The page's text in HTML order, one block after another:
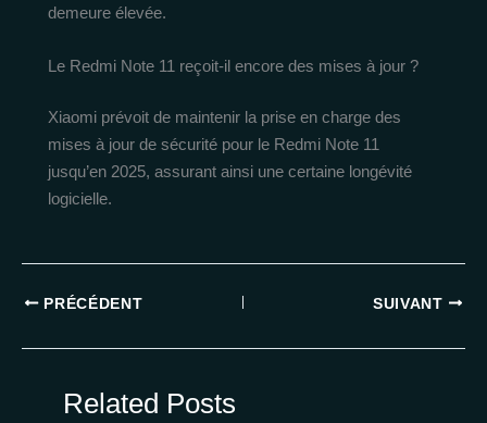
demeure élevée.
Le Redmi Note 11 reçoit-il encore des mises à jour ?
Xiaomi prévoit de maintenir la prise en charge des
mises à jour de sécurité pour le Redmi Note 11
jusqu’en 2025, assurant ainsi une certaine longévité
logicielle.
PRÉCÉDENT SUIVANT
Related Posts